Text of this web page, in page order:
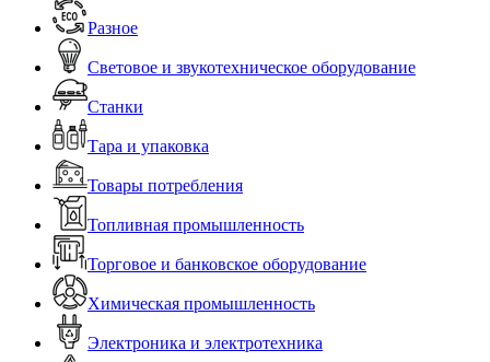
Разное
Световое и звукотехническое оборудование
Станки
Тара и упаковка
Товары потребления
Топливная промышленность
Торговое и банковское оборудование
Химическая промышленность
Электроника и электротехника